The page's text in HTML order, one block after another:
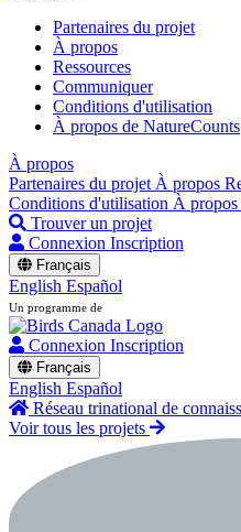
Partenaires du projet
À propos
Ressources
Communiquer
Conditions d'utilisation
À propos de NatureCounts
À propos
Partenaires du projet À propos
Conditions d'utilisation À propos
Trouver un projet
Connexion Inscription
Français
English Español
Un programme de
Connexion Inscription
Français
English Español
Réseau trinational de
Voir tous les projets